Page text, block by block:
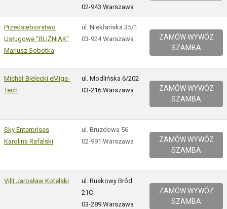
02-943 Warszawa
Przedsiębiorstwo
Usługowe "BLIŹNIAK"
Mariusz Sobotka
ul. Niekłańska 35/1
03-924 Warszawa
ZAMÓW WYWÓZ
SZAMBA
Michał Bielecki eMiga-
Tech
ul. Modlińska 6/202
03-216 Warszawa
ZAMÓW WYWÓZ
SZAMBA
Sky Enterprises
Karolina Rafalski
ul. Bruzdowa 56
02-991 Warszawa
ZAMÓW WYWÓZ
SZAMBA
Vilit Jarosław Kotelski
ul. Ruskowy Bród
21C
03-289 Warszawa
ZAMÓW WYWÓZ
SZAMBA